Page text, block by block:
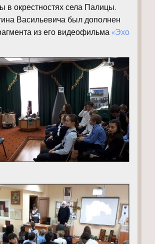
в окрестностях села Палицы.
Васильевича был дополнен
из его видеофильма «Эхо